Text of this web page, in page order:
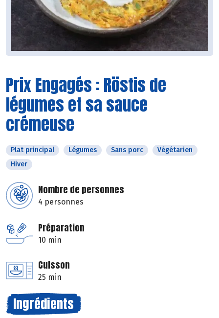
Prix Engagés : Röstis de
légumes et sa sauce
crémeuse
Plat principal Légumes Sans porc
Végétarien
Hiver
Nombre de personnes
4 personnes
Préparation
10 min
Cuisson
25 min
Ingrédients